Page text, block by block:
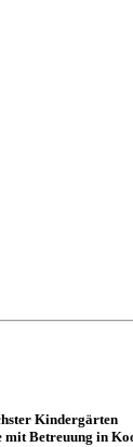
Kindergärten
mit Betreuung in